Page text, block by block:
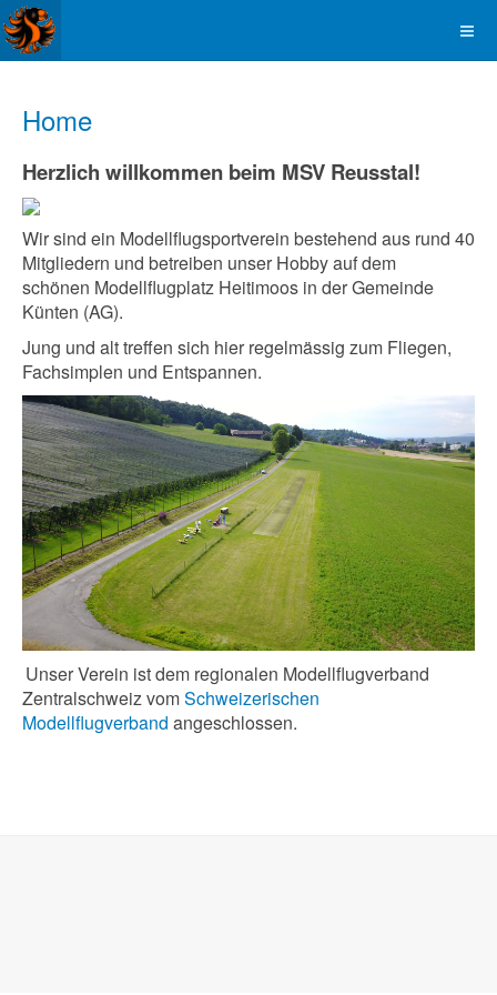
Home
Herzlich willkommen beim MSV Reusstal!
Wir sind ein Modellflugsportverein bestehend aus rund 40
Mitgliedern und betreiben unser Hobby auf dem
schönen Modellflugplatz Heitimoos in der Gemeinde
Künten (AG).
Jung und alt treffen sich hier regelmässig zum Fliegen,
Fachsimplen und Entspannen.
Unser Verein ist dem regionalen Modellflugverband
Zentralschweiz vomSchweizerischen
Modellflugverband angeschlossen.